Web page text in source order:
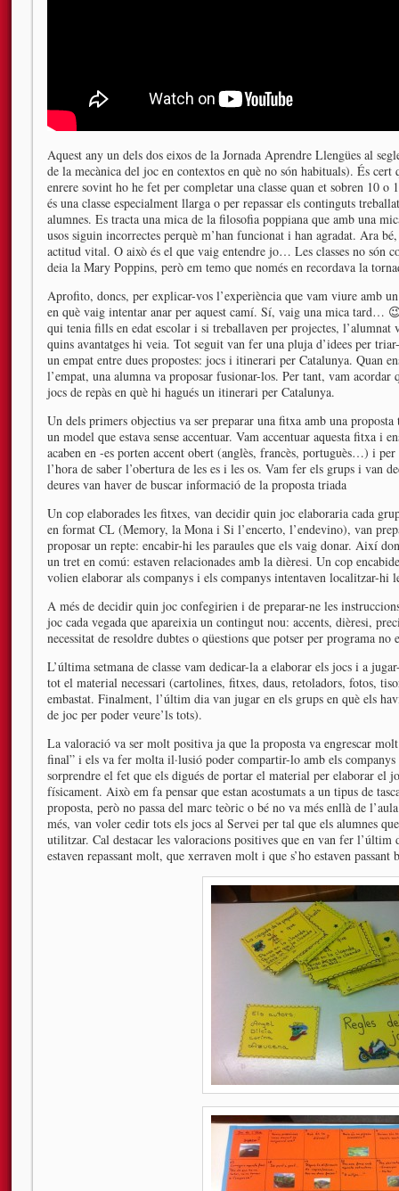
Aquest any un dels dos eixos de la Jornada Aprendre Llengües al
de la mecànica del joc en contextos en què no són habituals). És
enrere sovint ho he fet per completar una classe quan et sobren 10
és una classe especialment llarga o per repassar els continguts
alumnes. Es tracta una mica de la filosofia poppiana que amb una
usos siguin incorrectes perquè m’han funcionat i han agradat. Ara
actitud vital. O això és el que vaig entendre jo… Les classes no són
deia la Mary Poppins, però em temo que només en recordava la
Aprofito, doncs, per explicar-vos l’experiència que vam viure amb
en què vaig intentar anar per aquest camí. Sí, vaig una mica tard…
qui tenia fills en edat escolar i si treballaven per projectes,
quins avantatges hi veia. Tot seguit van fer una pluja d’idees per
un empat entre dues propostes: jocs i itinerari per Catalunya. Quan
l’empat, una alumna va proposar fusionar-los. Per tant, vam acordar
jocs de repàs en què hi hagués un itinerari per Catalunya.
Un dels primers objectius va ser preparar una fitxa amb una
un model que estava sense accentuar. Vam accentuar aquesta fitxa i
acaben en -es porten accent obert (anglès, francès, portuguès…) i
l’hora de saber l’obertura de les es i les os. Vam fer els grups i van
deures van haver de buscar informació de la proposta triada
Un cop elaborades les fitxes, van decidir quin joc elaboraria cada
en format CL (Memory, la Mona i Si l’encerto, l’endevino), van
proposar un repte: encabir-hi les paraules que els vaig donar. Així
un tret en comú: estaven relacionades amb la dièresi. Un cop
volien elaborar als companys i els companys intentaven localitzar-hi
A més de decidir quin joc confegirien i de preparar-ne les
joc cada vegada que apareixia un contingut nou: accents, dièresi,
necessitat de resoldre dubtes o qüestions que potser per programa
L’última setmana de classe vam dedicar-la a elaborar els jocs i a
tot el material necessari (cartolines, fitxes, daus, retoladors, fotos,
embastat. Finalment, l’últim dia van jugar en els grups en què els
de joc per poder veure’ls tots).
La valoració va ser molt positiva ja que la proposta va engrescar
final” i els va fer molta il·lusió poder compartir-lo amb els
sorprendre el fet que els digués de portar el material per elaborar el
físicament. Això em fa pensar que estan acostumats a un tipus de
proposta, però no passa del marc teòric o bé no va més enllà de
més, van voler cedir tots els jocs al Servei per tal que els alumnes
utilitzar. Cal destacar les valoracions positives que en van fer l’últim
estaven repassant molt, que xerraven molt i que s’ho estaven passant